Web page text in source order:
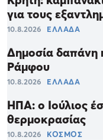
για τους
10.8.2026 ΕΛΛΑΔΑ
Δημοσία δαπάνη
Ράμφου
10.8.2026 ΕΛΛΑΔΑ
ΗΠΑ: ο Ιούλιος
θερμοκρασίας
10.8.2026 ΚΟΣΜΟΣ